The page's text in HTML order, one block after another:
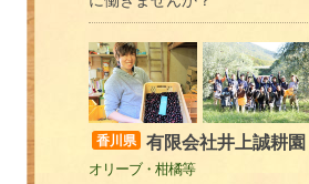
香川県 有限会社井上誠耕園
オリーブ・柑橘等